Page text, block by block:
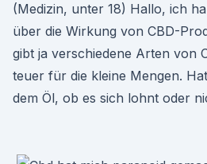
(Medizin, unter 18) Hallo, ich
über die Wirkung von CBD-
gibt ja verschiedene Arten von
teuer für die kleine Mengen.
dem Öl, ob es sich lohnt oder